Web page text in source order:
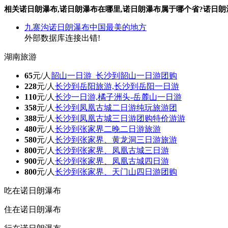
相关诺日朗瀑布,诺日朗瀑布在哪里,诺日朗瀑布属于哪个省?诺日
九寨沟诺日朗瀑布中国最美的地方
外部数据库连接出错!
湖南旅游
65元/人 韶山一日游_长沙到韶山一日游团购
228元/人 长沙到岳阳旅游,长沙到岳阳一日游
110元/人 长沙一日游,橘子洲头-岳麓山一日游
358元/人 长沙到凤凰古城二日游纯玩旅游团
388元/人 长沙到凤凰古城三日游团购特价游游
480元/人 长沙到张家界二晚二日游旅游
580元/人 长沙到张家界、黄龙洞三日游旅游
800元/人 长沙到张家界、凤凰古城三日游
900元/人 长沙到张家界、凤凰古城四日游
800元/人 长沙到张家界、天门山四日游团购
吃在诺日朗瀑布
住在诺日朗瀑布